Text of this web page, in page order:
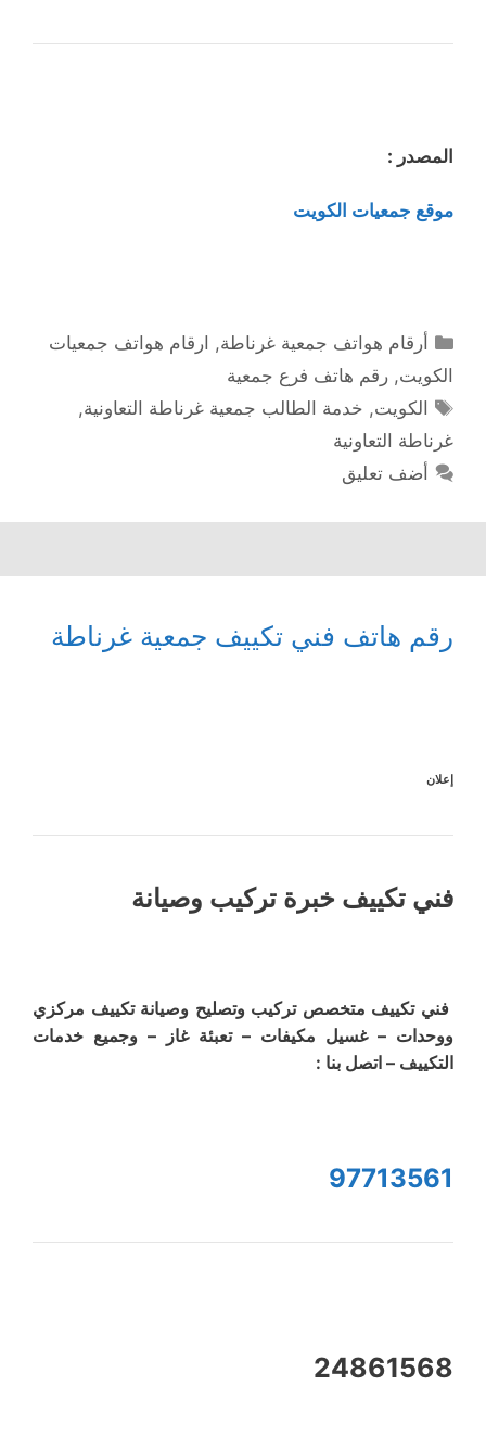
المصدر :
موقع جمعيات الكويت
التصنيفات
أرقام هواتف جمعية غرناطة, ارقام هواتف جمعيات
الكويت, رقم هاتف فرع جمعية
الوسوم
الكويت, خدمة الطالب جمعية غرناطة التعاونية,
غرناطة التعاونية
أضف تعليق
رقم هاتف فني تكييف جمعية غرناطة
إعلان
فني تكييف خبرة تركيب وصيانة
فني تكييف متخصص تركيب وتصليح وصيانة تكييف مركزي
ووحدات – غسيل مكيفات – تعبئة غاز – وجميع خدمات
التكييف – اتصل بنا :
97713561
24861568